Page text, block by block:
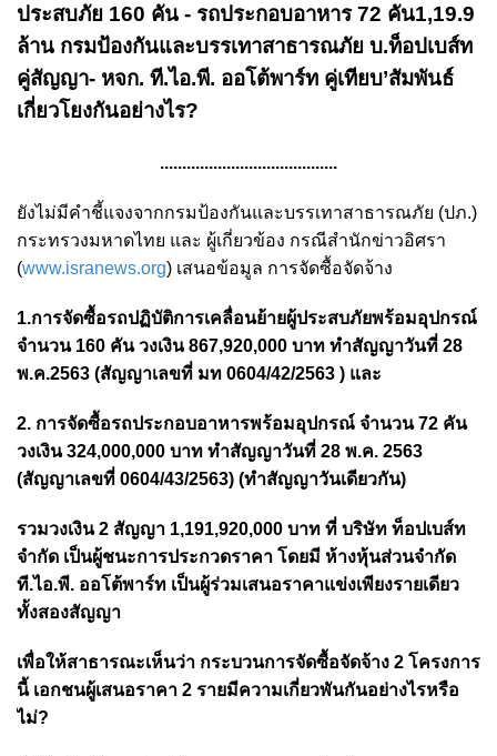
ประสบภัย 160 คัน - รถประกอบอาหาร 72 คัน1,19.9
ล้าน กรมป้องกันและบรรเทาสาธารณภัย บ.ท็อปเบส์ท
คู่สัญญา- หจก. ที.ไอ.พี. ออโต้พาร์ท คู่เทียบ’สัมพันธ์
เกี่ยวโยงกันอย่างไร?
........................................
ยังไม่มีคำชี้แจงจากกรมป้องกันและบรรเทาสาธารณภัย (ปภ.)
กระทรวงมหาดไทย และ ผู้เกี่ยวข้อง กรณีสำนักข่าวอิศรา
(www.isranews.org) เสนอข้อมูล การจัดซื้อจัดจ้าง
1.การจัดซื้อรถปฏิบัติการเคลื่อนย้ายผู้ประสบภัยพร้อมอุปกรณ์
จำนวน 160 คัน วงเงิน 867,920,000 บาท ทำสัญญาวันที่ 28
พ.ค.2563 (สัญญาเลขที่ มท 0604/42/2563 ) และ
2. การจัดซื้อรถประกอบอาหารพร้อมอุปกรณ์ จำนวน 72 คัน
วงเงิน 324,000,000 บาท ทำสัญญาวันที่ 28 พ.ค. 2563
(สัญญาเลขที่ 0604/43/2563) (ทำสัญญาวันเดียวกัน)
รวมวงเงิน 2 สัญญา 1,191,920,000 บาท ที่ บริษัท ท็อปเบส์ท
จำกัด เป็นผู้ชนะการประกวดราคา โดยมี ห้างหุ้นส่วนจำกัด
ที.ไอ.พี. ออโต้พาร์ท เป็นผู้ร่วมเสนอราคาแข่งเพียงรายเดียว
ทั้งสองสัญญา
เพื่อให้สาธารณะเห็นว่า กระบวนการจัดซื้อจัดจ้าง 2 โครงการ
นี้ เอกชนผู้เสนอราคา 2 รายมีความเกี่ยวพันกันอย่างไรหรือ
ไม่?